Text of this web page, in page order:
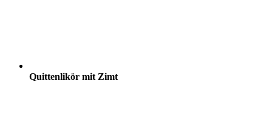
Quittenlikör mit Zimt